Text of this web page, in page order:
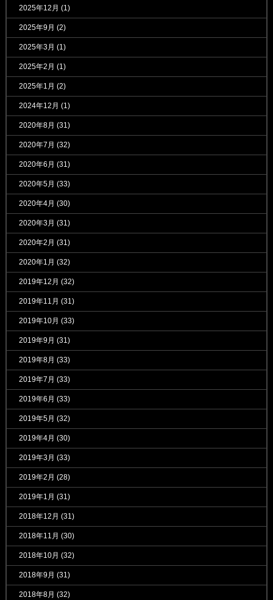
2025年12月 (1)
2025年9月 (2)
2025年3月 (1)
2025年2月 (1)
2025年1月 (2)
2024年12月 (1)
2020年8月 (31)
2020年7月 (32)
2020年6月 (31)
2020年5月 (33)
2020年4月 (30)
2020年3月 (31)
2020年2月 (31)
2020年1月 (32)
2019年12月 (32)
2019年11月 (31)
2019年10月 (33)
2019年9月 (31)
2019年8月 (33)
2019年7月 (33)
2019年6月 (33)
2019年5月 (32)
2019年4月 (30)
2019年3月 (33)
2019年2月 (28)
2019年1月 (31)
2018年12月 (31)
2018年11月 (30)
2018年10月 (32)
2018年9月 (31)
2018年8月 (32)